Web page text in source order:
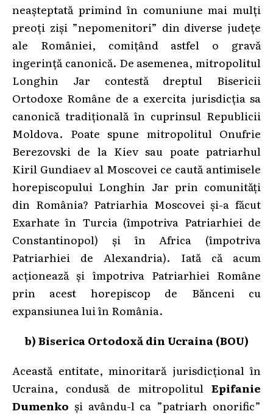
neașteptată primind în comuniune mai mulți
preoți ziși ”nepomenitori” din diverse județe
ale României, comițând astfel o gravă
ingerință canonică. De asemenea, mitropolitul
Longhin Jar contestă dreptul Bisericii
Ortodoxe Române de a exercita jurisdicția sa
canonică tradițională în cuprinsul Republicii
Moldova. Poate spune mitropolitul Onufrie
Berezovski de la Kiev sau poate patriarhul
Kiril Gundiaev al Moscovei ce caută antimisele
horepiscopului Longhin Jar prin comunități
din România? Patriarhia Moscovei și-a făcut
Exarhate în Turcia (împotriva Patriarhiei de
Constantinopol) și în Africa (împotriva
Patriarhiei de Alexandria). Iată că acum
acționează și împotriva Patriarhiei Române
prin acest horepiscop de Bănceni cu
expansiunea lui în România.
b) Biserica Ortodoxă din Ucraina (BOU)
Această entitate, minoritară jurisdicțional în
Ucraina, condusă de mitropolitul Epifanie
Dumenko și avându-l ca ”patriarh onorific”